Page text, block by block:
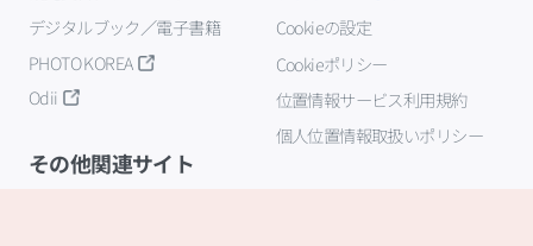
デジタルブック／電子書籍
PHOTO KOREA
Odii
Cookieの設定
Cookieポリシー
位置情報サービス利用規約
個人位置情報取扱いポリシー
その他関連サイト